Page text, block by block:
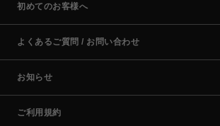
初めてのお客様へ
よくあるご質問 / お問い合わせ
お知らせ
ご利用規約